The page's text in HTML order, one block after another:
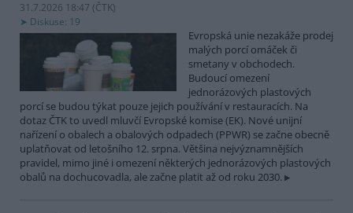
31.7.2026 18:47 (ČTK)
Diskuse: 19
Evropská unie nezakáže prodej
malých porcí omáček či
smetany v obchodech.
Budoucí omezení
jednorázových plastových
porcí se budou týkat pouze jejich používání v restauracích. Na
dotaz ČTK to uvedl mluvčí Evropské komise (EK). Nové unijní
nařízení o obalech a obalových odpadech (PPWR) se začne obecně
uplatňovat od letošního 12. srpna. Většina nejvýznamnějších
pravidel, mimo jiné i omezení některých jednorázových plastových
obalů na dochucovadla, ale začne platit až od roku 2030.